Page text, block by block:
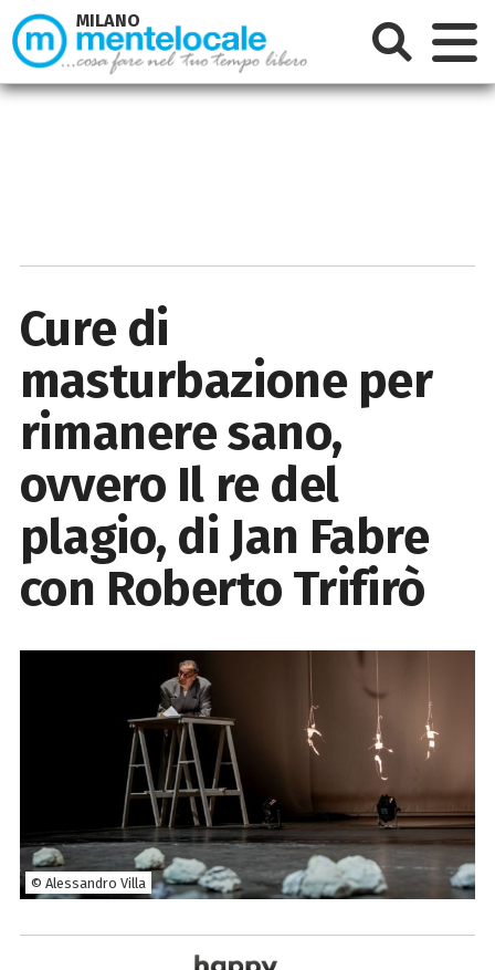
Cure di
masturbazione per
rimanere sano,
ovvero Il re del
plagio, di Jan Fabre
con Roberto Trifirò
© Alessandro Villa
MILANO